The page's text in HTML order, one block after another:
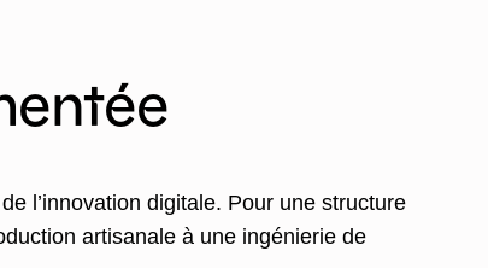
l’innovation digitale. Pour une structure
artisanale à une ingénierie de